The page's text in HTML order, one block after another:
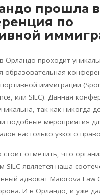
прошла
по
Орландо проходит
образовательная
иммиграции
или SILC). Данная
так как никогда
подобные мероприятия
настолько узкого
стоит отметить, что
SILC является наша
адвокат Maiorova Law
И в Орландо, и уже